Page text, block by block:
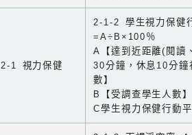
2-1 視力保健
2-1-2 學生視力保健
=A÷B×100％
A【達到近距離(閱讀
30分鐘，休息10分鐘
數】
B【受調查學生人數】
C學生視力保健行動